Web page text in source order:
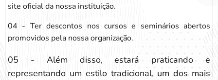
site oficial da nossa instituição.
04 - Ter descontos nos cursos e seminários abertos
promovidos pela nossa organização.
05 - Além disso, estará praticando e
representando um estilo tradicional, um dos mais